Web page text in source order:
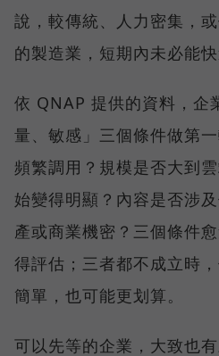
說，較傳統、人力密集，
的製造業，短期內未必能
依 QNAP 提供的資料，企
量、敏感」三個條件做第
頻繁調用？規模是否大到
始變得明顯？內容是否涉
產或商業機密？三個條件
得評估；三者都不成立時
簡單，也可能更划算。
可以先等的企業，大致也